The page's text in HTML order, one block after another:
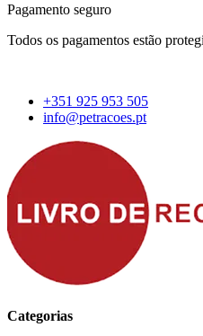
Pagamento seguro
Todos os pagamentos estão
+351 925 953 505
info@petracoes.pt
Categorias